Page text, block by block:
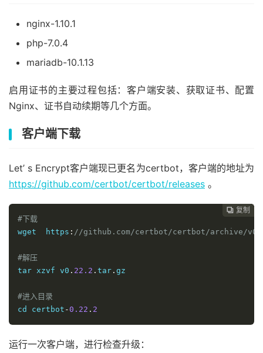
nginx-1.10.1
php-7.0.4
mariadb-10.1.13
启用证书的主要过程包括：客户端安装、获取证书、配置
Nginx、证书自动续期等几个方面。
客户端下载
Let’ s Encrypt客户端现已更名为certbot，客户端的地址为
https://github.com/certbot/certbot/releases 。
 复制
 复制
 复制
 复制
 复制
 复制
 复制
 复制
 复制
 复制
 复制
 复制
 复制
 复制
#下载
wget  https : //github.com/certbot/certbot/archive/
#解压
tar xzvf v0 . 22.2 . tar . gz
#进入目录
cd certbot -0.22 . 2
运行一次客户端，进行检查升级：